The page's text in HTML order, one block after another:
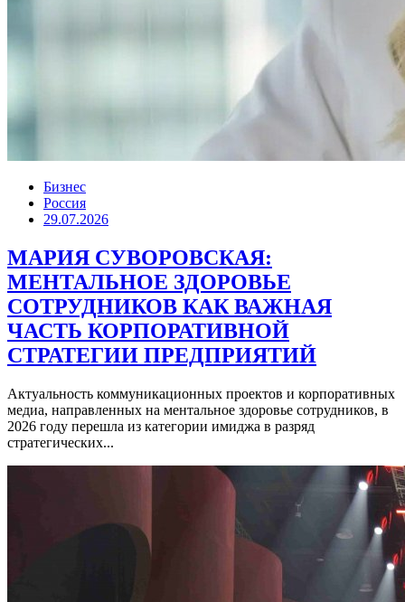
Бизнес
Россия
29.07.2026
МАРИЯ СУВОРОВСКАЯ:
МЕНТАЛЬНОЕ ЗДОРОВЬЕ
СОТРУДНИКОВ КАК ВАЖНАЯ
ЧАСТЬ КОРПОРАТИВНОЙ
СТРАТЕГИИ ПРЕДПРИЯТИЙ
Актуальность коммуникационных проектов и корпоративных
медиа, направленных на ментальное здоровье сотрудников, в
2026 году перешла из категории имиджа в разряд
стратегических...